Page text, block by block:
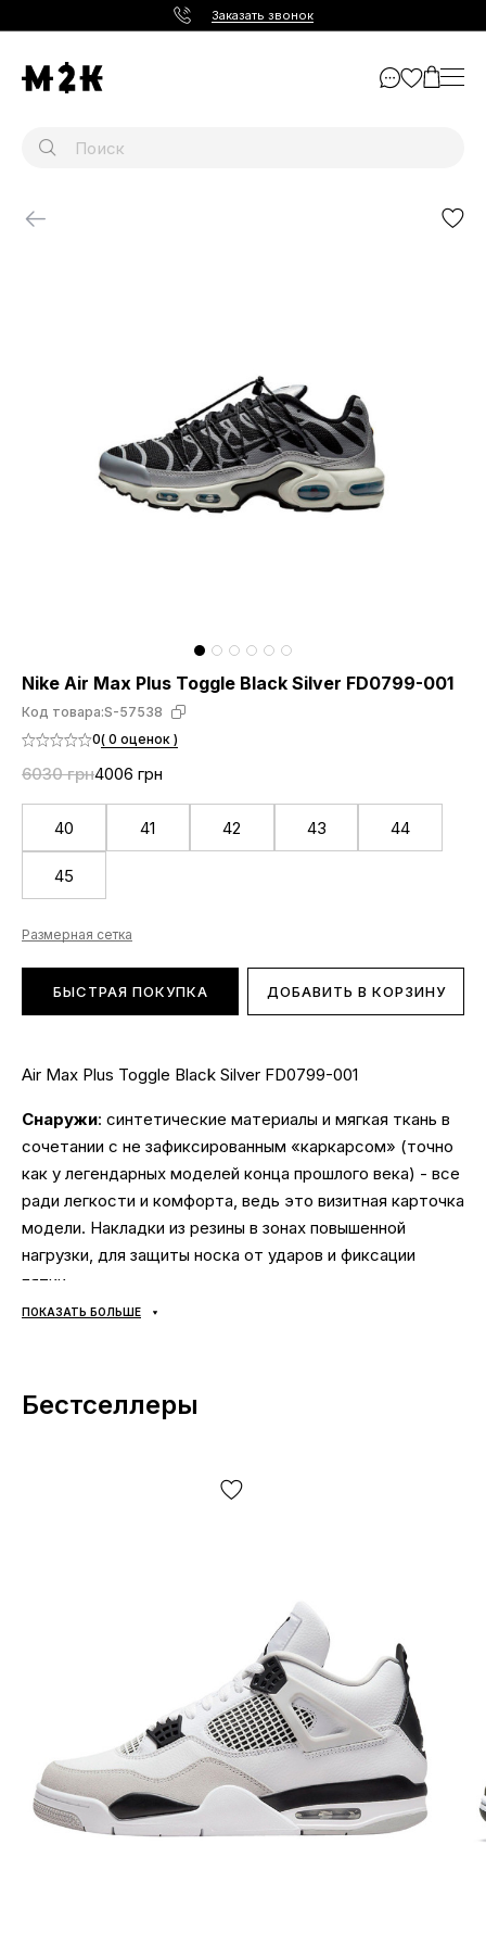
Заказать звонок
Nike Air Max Plus Toggle Black Silver FD0799-001
Код товара:S-57538
0( 0 оценок )
6030 грн4006 грн
40 41 42 43 44
45
Размерная сетка
БЫСТРАЯ ПОКУПКА ДОБАВИТЬ В КОРЗИНУ
Air Max Plus Toggle Black Silver FD0799-001
Снаружи: синтетические материалы и мягкая ткань в
сочетании с не зафиксированным «каркарсом» (точно
как у легендарных моделей конца прошлого века) - все
ради легкости и комфорта, ведь это визитная карточка
модели. Накладки из резины в зонах повышенной
нагрузки, для защиты носка от ударов и фиксации
пятки;
Внутри: текстиль;
крепится прямо к основной верхней части кроссовка,
тем самым обеспечивая полный контакт со стопой.
Ведь нагрузка передается прямиком от одного из
идеально распределяется благодаря большому кол-ву
независимых баллонов. Идеальная обувь для спорта,
: весна/лето/осень;
: Вьетнам;
Мы очень ценим Ваше время и собрали подборку
самых распространенных вопросов и ответы на них:
ПОКАЗАТЬ БОЛЬШЕ
Бестселлеры